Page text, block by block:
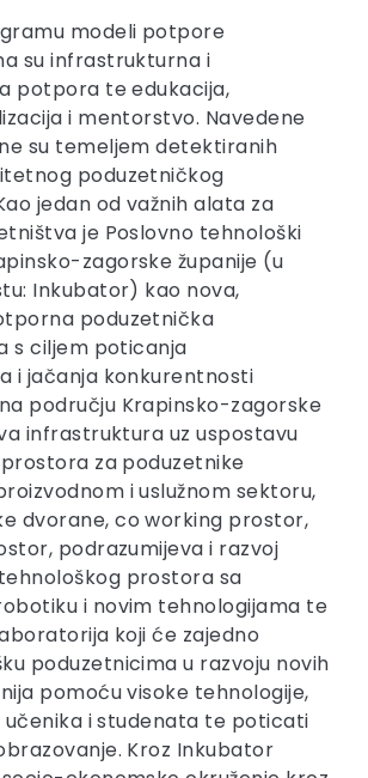
modeli potpore
su infrastrukturna i
potpora te edukacija,
i mentorstvo. Navedene
su temeljem detektiranih
poduzetničkog
jedan od važnih alata za
je Poslovno tehnološki
zagorske županije (u
Inkubator) kao nova,
poduzetnička
s ciljem poticanja
i jačanja konkurentnosti
području Krapinsko-zagorske
infrastruktura uz uspostavu
za poduzetnike
i uslužnom sektoru,
dvorane, co working prostor,
podrazumijeva i razvoj
prostora sa
i novim tehnologijama te
koji će zajedno
poduzetnicima u razvoju novih
pomoću visoke tehnologije,
učenika i studenata te poticati
Kroz Inkubator